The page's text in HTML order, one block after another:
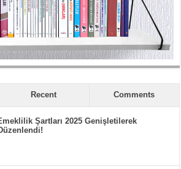
Recent Comments
Şartları 2025 Genişletilerek